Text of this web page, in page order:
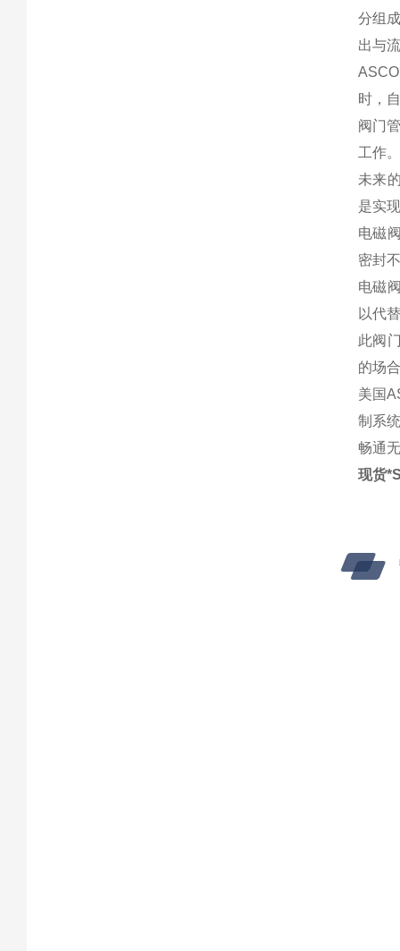
分组
出与
时，
阀门
工作
未来
是实
电磁
密封
电磁
以代
此阀
的场
美国
制系
畅通
现货